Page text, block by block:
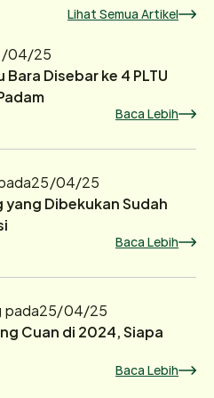
Lihat Semua Artikel
04/25
Disebar ke 4 PLTU
Baca Lebih
25/04/25
yang Dibekukan Sudah
Baca Lebih
pada25/04/25
Cuan di 2024, Siapa
Baca Lebih